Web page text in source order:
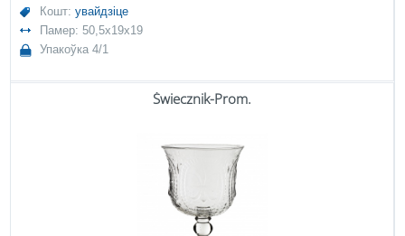
Кошт:увайдзіце
Памер: 50,5x19x19
Упакоўка 4/1
Świecznik-Prom.